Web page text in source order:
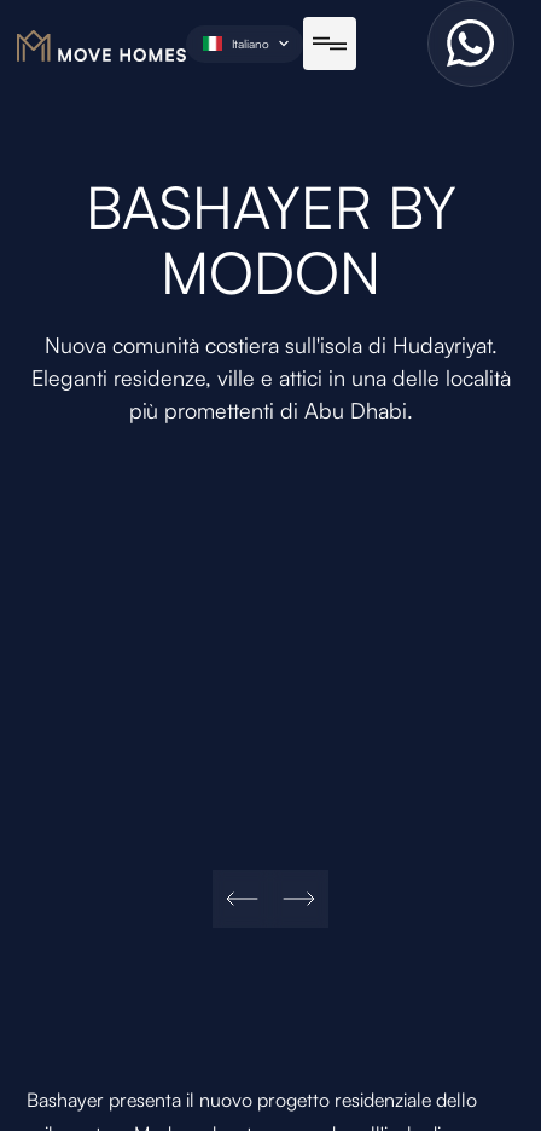
Italiano
BASHAYER BY
MODON
Nuova comunità costiera sull'isola di Hudayriyat.
Eleganti residenze, ville e attici in una delle località
più promettenti di Abu Dhabi.
Bashayer presenta il nuovo progetto residenziale dello